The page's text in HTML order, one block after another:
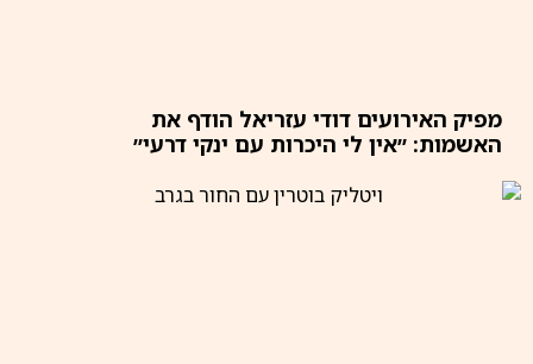
מפיק האירועים דודי עזריאל הודף את
האשמות: ״אין לי היכרות עם ינקי דרעי״